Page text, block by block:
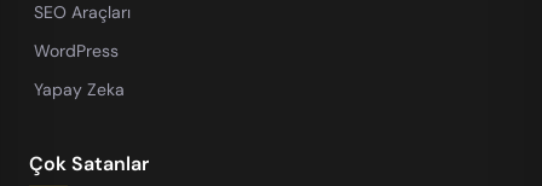
SEO Araçları
WordPress
Yapay Zeka
Çok Satanlar